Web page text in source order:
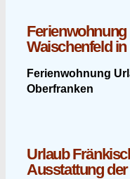
Waischenfeld
Ferienwohnung
Oberfranken
Urlaub
Ausstattung